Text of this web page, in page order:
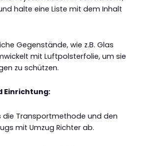
halte eine Liste mit dem Inhalt
Gegenstände, wie z.B. Glas
mit Luftpolsterfolie, um sie
zu schützen.
Einrichtung:
die Transportmethode und den
mit Umzug Richter ab.